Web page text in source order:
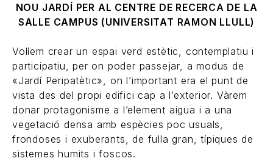
NOU JARDÍ PER AL CENTRE DE RECERCA DE LA
SALLE CAMPUS (UNIVERSITAT RAMON LLULL)
Volíem crear un espai verd estètic, contemplatiu i
participatiu, per on poder passejar, a modus de
«Jardí Peripatètic», on l’important era el punt de
vista des del propi edifici cap a l’exterior. Vàrem
donar protagonisme a l’element aigua i a una
vegetació densa amb espècies poc usuals,
frondoses i exuberants, de fulla gran, típiques de
sistemes humits i foscos.